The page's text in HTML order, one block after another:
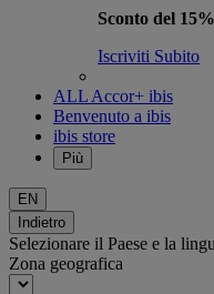
Sconto del
Iscriviti Subito
ALL Accor+ ibis
Benvenuto a ibis
ibis store
Più
EN
Indietro
Selezionare il Paese e la
Zona geografica